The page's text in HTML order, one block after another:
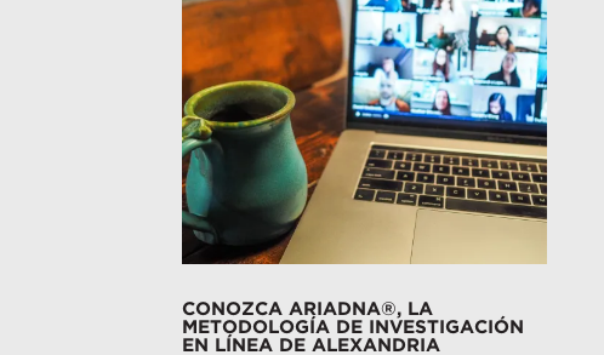
CONOZCA ARIADNA®, LA
METODOLOGÍA DE INVESTIGACIÓN
EN LÍNEA DE ALEXANDRIA